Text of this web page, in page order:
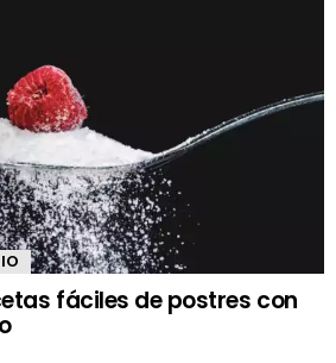
fáciles de postres con